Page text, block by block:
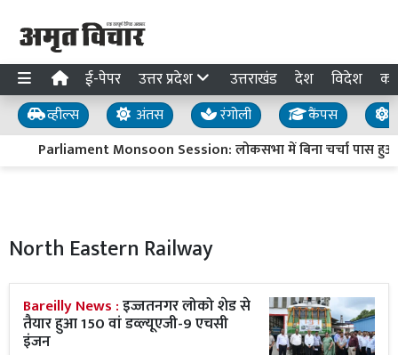
ई-पेपर उत्तर प्रदेश उत्तराखंड देश विदेश
व्हील्स अंतस रंगोली कैंपस
Parliament Monsoon Session: लोकसभा में बिना चर्चा पास हुआ
North Eastern Railway
Bareilly News :इज्जतनगर लोको शेड से
तैयार हुआ 150 वां डव्ल्यूएजी-9 एचसी
इंजन